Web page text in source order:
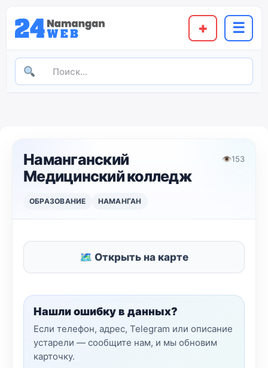
+ ☰
Наманганский
Медицинский колледж
👁153
ОБРАЗОВАНИЕ НАМАНГАН
🗺 Открыть на карте
Нашли ошибку в данных?
Если телефон, адрес, Telegram или описание
устарели — сообщите нам, и мы обновим
карточку.